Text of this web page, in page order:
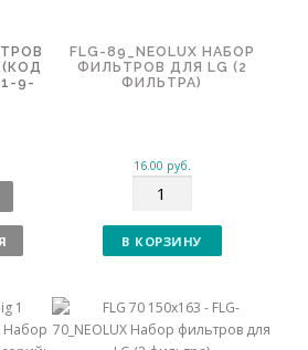
(КОД
1-9-
FLG-89_NEOLUX НАБОР
ФИЛЬТРОВ ДЛЯ LG (2
ФИЛЬТРА)
16.00 руб.
л
и
с
т
В КОРЗИНУ